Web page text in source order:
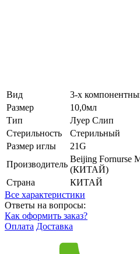
Вид
3-х
Размер
10,0мл
Тип
Луер Слип
Стерильность
Стерильный
Размер иглы
21G
Производитель
Beijing Fornurse
(КИТАЙ)
Страна
КИТАЙ
Все характеристики
Ответы на вопросы:
Как оформить заказ?
Оплата Доставка